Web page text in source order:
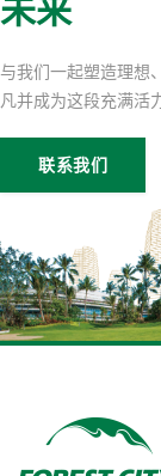
未来
与我们一起塑造理想
凡并成为这段充满活
联系我们